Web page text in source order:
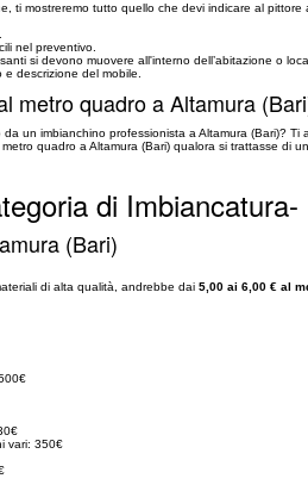
ti mostreremo tutto quello che devi indicare al pittore
nel preventivo.
si devono muovere all'interno dell’abitazione o
descrizione del mobile.
metro quadro a Altamura
un imbianchino professionista a Altamura (Bari)?
quadro a Altamura (Bari) qualora si trattasse di
di
(Bari)
di alta qualità, andrebbe dai 5,00 ai 6,00 € al
vari: 350€